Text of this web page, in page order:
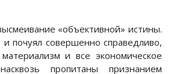
«объективной» истины.
и почуял совершенно справедливо,
и все экономическое
пропитаны признанием